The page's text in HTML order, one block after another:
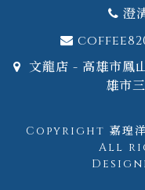
澄
文龍店 - 高雄市鳳
雄市
Copyright 嘉瑝
All